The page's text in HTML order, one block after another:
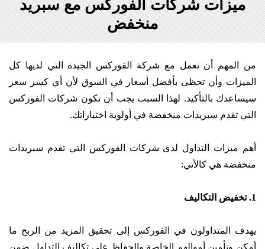
ميزات شركات الفوركس مع سبريد
منخفض
من المهم أن تعمل مع شركة الفوركس الجيدة التي لديها كل
الميزات وأن تحظى بأفضل أسعار في السوق لأن أي كسر سعر
سيساعدك بالتأكيد. لهذا السبب يجب أن تكون شركات الفوركس
التي تقدم سبريدات منخفضة في أولوية اختياراتك.
أهم ميزات التداول لدى شركات الفوركس التي تقدم سبريدات
منخفضة هي كالأتي:
1. تخفيض التكاليف
يهدف المتداولون في الفوركس إلى تحقيق المزيد من الربح ما
أمكن وتأمين أموالهم الخاصة والحفاظ على تكاليف التداول ضمن